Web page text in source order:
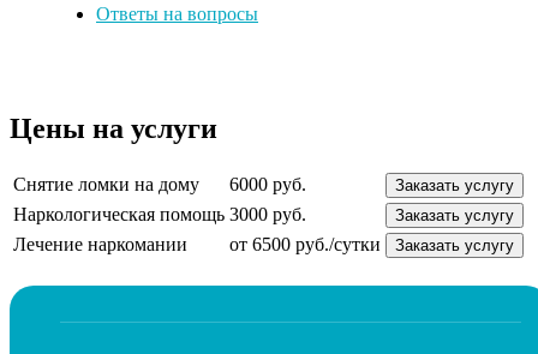
Ответы на вопросы
Цены на услуги
Снятие ломки на дому 6000 руб. Заказать услугу
Наркологическая помощь 3000 руб. Заказать услугу
Лечение наркомании от 6500 руб./сутки Заказать услугу